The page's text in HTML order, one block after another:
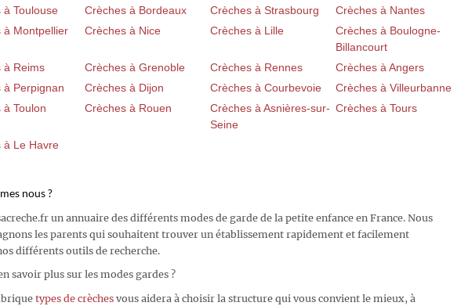
à Toulouse Crèches à Bordeaux Crèches à Strasbourg
Crèches à Nantes
à Montpellier
Crèches à Nice Crèches à Lille
Crèches à Boulogne-
Billancourt
à Reims
Crèches à Grenoble Crèches à Rennes
Crèches à Angers
à Perpignan
Crèches à Dijon Crèches à Courbevoie
Crèches à Villeurbanne
à Toulon
Crèches à Rouen
Crèches à Asnières-sur-
Seine
Crèches à Tours
à Le Havre
nous ?
un annuaire des différents modes de garde de la petite enfance en France. Nous
les parents qui souhaitent trouver un établissement rapidement et facilement
différents outils de recherche.
savoir plus sur les modes gardes ?
types de crèches vous aidera à choisir la structure qui vous convient le mieux, à